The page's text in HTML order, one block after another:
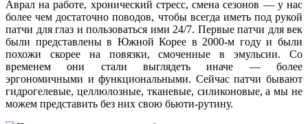
Аврал на работе, хронический стресс, смена сезонов — у нас
более чем достаточно поводов, чтобы всегда иметь под рукой
патчи для глаз и пользоваться ими 24/7. Первые патчи для век
были представлены в Южной Корее в 2000-м году и были
похожи скорее на повязки, смоченные в эмульсии. Со
временем они стали выглядеть иначе — более
эргономичными и функциональными. Сейчас патчи бывают
гидрогелевые, целлюлозные, тканевые, силиконовые, а мы не
можем представить без них свою бьюти-рутину.